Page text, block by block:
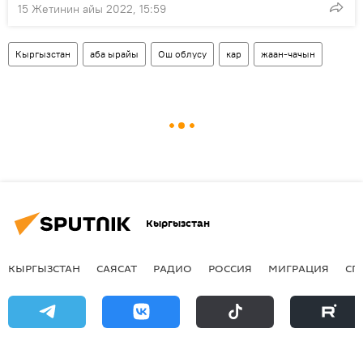
15 Жетинин айы 2022, 15:59
Кыргызстан аба ырайы Ош облусу кар жаан-чачын
Кыргызстан
КЫРГЫЗСТАН САЯСАТ РАДИО РОССИЯ МИГРАЦИЯ